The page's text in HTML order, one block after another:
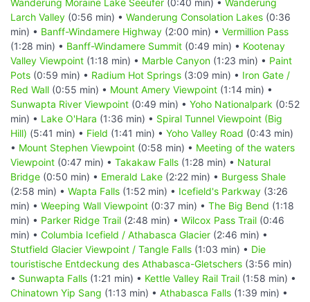
Larch Valley (0:56 min) • Wanderung Consolation Lakes (0:36
min) • Banff-Windamere Highway (2:00 min) • Vermillion Pass
(1:28 min) • Banff-Windamere Summit (0:49 min) • Kootenay
Valley Viewpoint (1:18 min) • Marble Canyon (1:23 min) • Paint
Pots (0:59 min) • Radium Hot Springs (3:09 min) • Iron Gate /
Red Wall (0:55 min) • Mount Amery Viewpoint (1:14 min) •
Sunwapta River Viewpoint (0:49 min) • Yoho Nationalpark (0:52
min) • Lake O'Hara (1:36 min) • Spiral Tunnel Viewpoint (Big
Hill) (5:41 min) • Field (1:41 min) • Yoho Valley Road (0:43 min)
• Mount Stephen Viewpoint (0:58 min) • Meeting of the waters
Viewpoint (0:47 min) • Takakaw Falls (1:28 min) • Natural
Bridge (0:50 min) • Emerald Lake (2:22 min) • Burgess Shale
(2:58 min) • Wapta Falls (1:52 min) • Icefield's Parkway (3:26
min) • Weeping Wall Viewpoint (0:37 min) • The Big Bend (1:18
min) • Parker Ridge Trail (2:48 min) • Wilcox Pass Trail (0:46
min) • Columbia Icefield / Athabasca Glacier (2:46 min) •
Stutfield Glacier Viewpoint / Tangle Falls (1:03 min) • Die
touristische Entdeckung des Athabasca-Gletschers (3:56 min)
• Sunwapta Falls (1:21 min) • Kettle Valley Rail Trail (1:58 min) •
Chinatown Yip Sang (1:13 min) • Athabasca Falls (1:39 min) •